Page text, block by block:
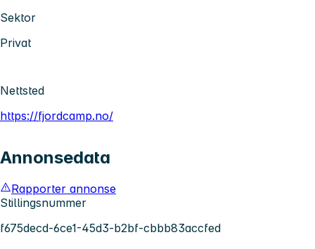
Sektor
Privat
Nettsted
https://fjordcamp.no/
Annonsedata
Rapporter annonse
Stillingsnummer
f675decd-6ce1-45d3-b2bf-cbbb83accfed